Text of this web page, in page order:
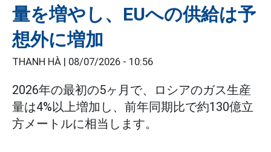
量を増やし、EUへの供給は予
想外に増加
THANH HÀ | 08/07/2026 - 10:56
2026年の最初の5ヶ月で、ロシアのガス生産
量は4%以上増加し、前年同期比で約130億立
方メートルに相当します。